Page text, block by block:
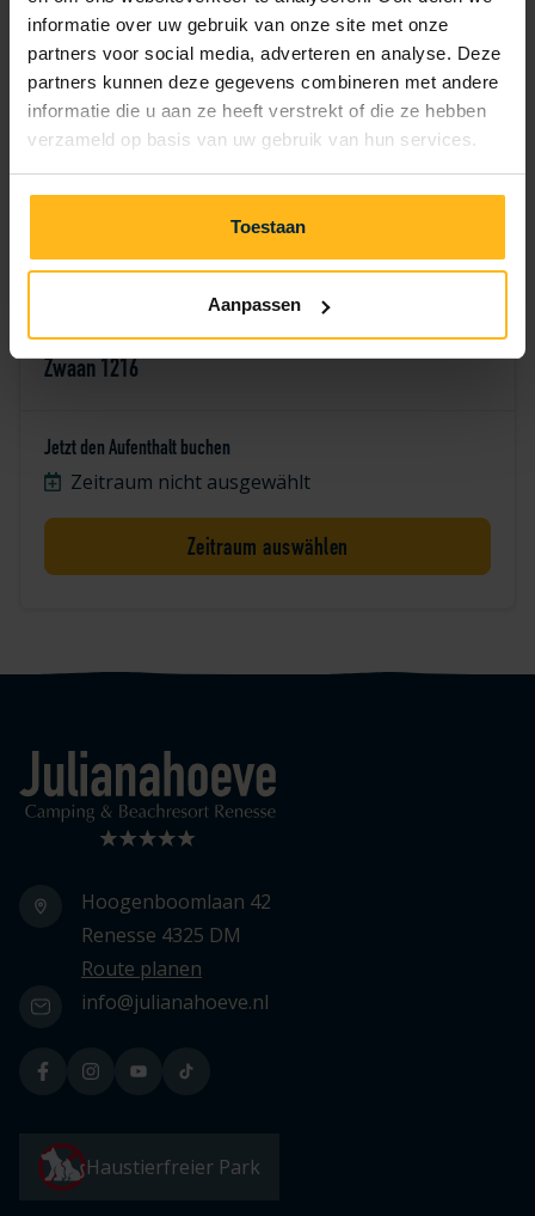
informatie over uw gebruik van onze site met onze
partners voor social media, adverteren en analyse. Deze
partners kunnen deze gegevens combineren met andere
informatie die u aan ze heeft verstrekt of die ze hebben
verzameld op basis van uw gebruik van hun services.
Toestaan
Aanpassen
7 8 9 10 11 12
14 15 16 17 18 19 20
28 29 30
Zwaan 1216
Jetzt den Aufenthalt buchen
Zeitraum nicht ausgewählt
Zeitraum auswählen
Logo Julianahoeve
Hoogenboomlaan 42
Renesse 4325 DM
Route planen
info@julianahoeve.nl
Haustierfreier Park